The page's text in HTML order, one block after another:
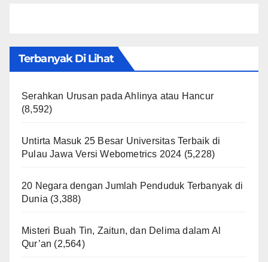
Terbanyak Di Lihat
Serahkan Urusan pada Ahlinya atau Hancur
(8,592)
Untirta Masuk 25 Besar Universitas Terbaik di
Pulau Jawa Versi Webometrics 2024 (5,228)
20 Negara dengan Jumlah Penduduk Terbanyak di
Dunia (3,388)
Misteri Buah Tin, Zaitun, dan Delima dalam Al
Qur’an (2,564)